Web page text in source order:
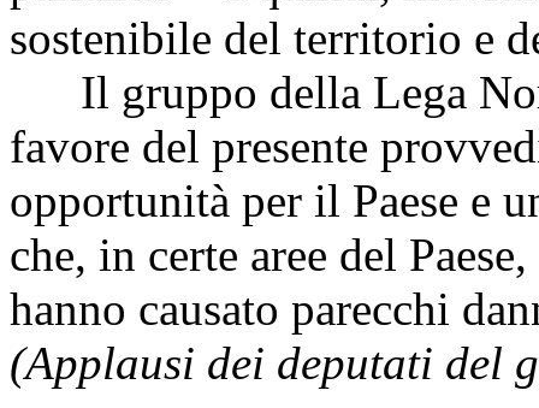
sostenibile del territorio e
Il gruppo della Lega
favore del presente
opportunità per il Paese e
che, in certe aree del
hanno causato parecchi
(Applausi dei deputati del